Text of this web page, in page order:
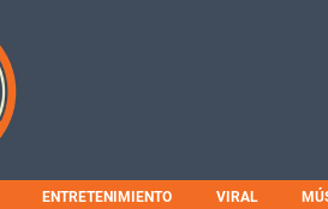
ENTRETENIMIENTO VIRAL